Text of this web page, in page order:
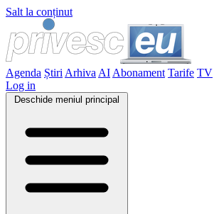
Salt la conținut
Agenda Știri Arhiva AI Abonament Tarife TV
Log in
Deschide meniul principal